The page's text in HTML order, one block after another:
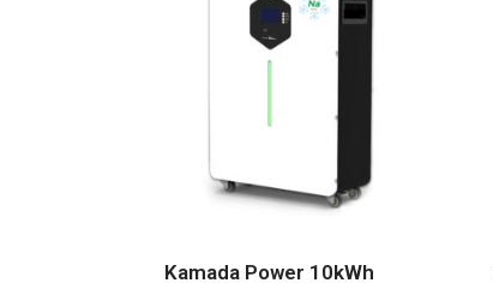
Kamada Power 10kWh